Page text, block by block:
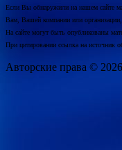
Если Вы обнаружили на нашем сайте
Вам, Вашей компании или
На сайте могут быть опубликованы
При цитировании ссылка на источник
Авторские права © 2026